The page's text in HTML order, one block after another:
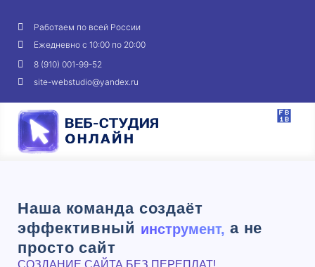
Работаем по всей России
Ежедневно с 10:00 по 20:00
8 (910) 001-99-52
site-webstudio@yandex.ru
Наша команда создаёт
эффективный инструмент, а не
просто сайт
СОЗДАНИЕ САЙТА БЕЗ ПЕРЕПЛАТ!